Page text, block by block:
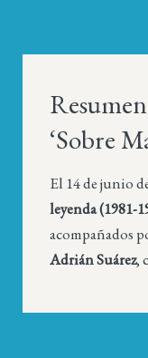
‘Sobre
El 14 de junio
leyenda (1981-
acompañados
Adrián Suárez,